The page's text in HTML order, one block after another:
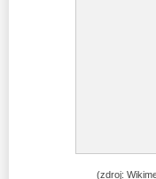
(zdroj: